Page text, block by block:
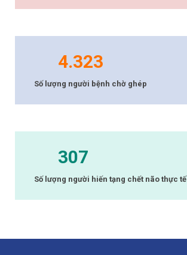
4.323
Số lượng người bệnh chờ ghép
307
Số lượng người hiến tạng chết não thực tế